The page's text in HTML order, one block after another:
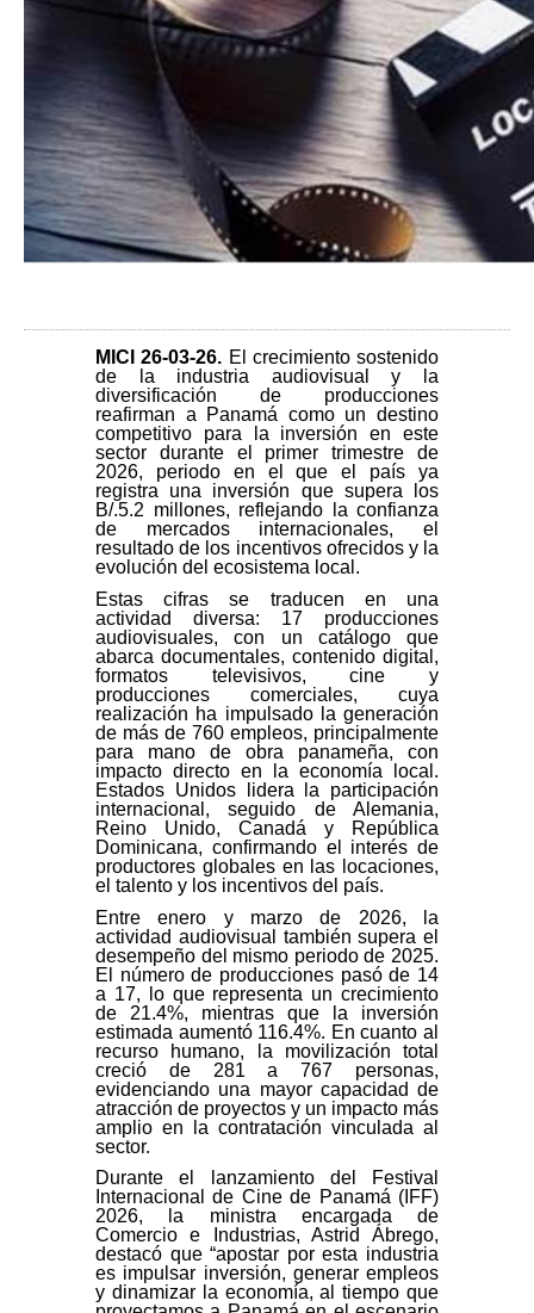
MICI 26-03-26. El crecimiento sostenido
de la industria audiovisual y la
diversificación de producciones
reafirman a Panamá como un destino
competitivo para la inversión en este
sector durante el primer trimestre de
2026, periodo en el que el país ya
registra una inversión que supera los
B/.5.2 millones, reflejando la confianza
de mercados internacionales, el
resultado de los incentivos ofrecidos y la
evolución del ecosistema local.
Estas cifras se traducen en una
actividad diversa: 17 producciones
audiovisuales, con un catálogo que
abarca documentales, contenido digital,
formatos televisivos, cine y
producciones comerciales, cuya
realización ha impulsado la generación
de más de 760 empleos, principalmente
para mano de obra panameña, con
impacto directo en la economía local.
Estados Unidos lidera la participación
internacional, seguido de Alemania,
Reino Unido, Canadá y República
Dominicana, confirmando el interés de
productores globales en las locaciones,
el talento y los incentivos del país.
Entre enero y marzo de 2026, la
actividad audiovisual también supera el
desempeño del mismo periodo de 2025.
El número de producciones pasó de 14
a 17, lo que representa un crecimiento
de 21.4%, mientras que la inversión
estimada aumentó 116.4%. En cuanto al
recurso humano, la movilización total
creció de 281 a 767 personas,
evidenciando una mayor capacidad de
atracción de proyectos y un impacto más
amplio en la contratación vinculada al
sector.
Durante el lanzamiento del Festival
Internacional de Cine de Panamá (IFF)
2026, la ministra encargada de
Comercio e Industrias, Astrid Ábrego,
destacó que “apostar por esta industria
es impulsar inversión, generar empleos
y dinamizar la economía, al tiempo que